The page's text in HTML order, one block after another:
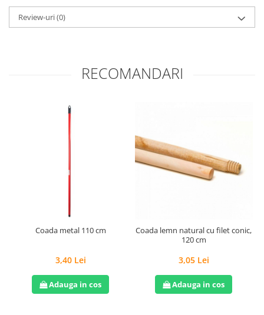
Review-uri(0)
RECOMANDARI
Coada metal 110 cm
3,40 Lei
Adauga in cos
Coada lemn natural cu filet conic,
120 cm
3,05 Lei
Adauga in cos